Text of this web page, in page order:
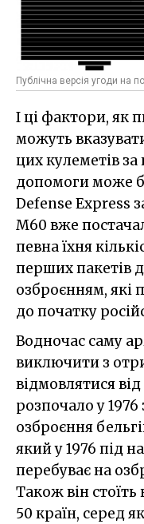
Публічна версія угоди на
І ці фактори, як
можуть
цих кулеметів
допомоги може
Defense Express
M60 вже
певна їхня
перших пакетів
озброєнням, які
до початку
Водночас саму
виключити з
відмовлятися
розпочало у
озброєння
який у 1976 під
перебуває на
Також він
50 країн, серед